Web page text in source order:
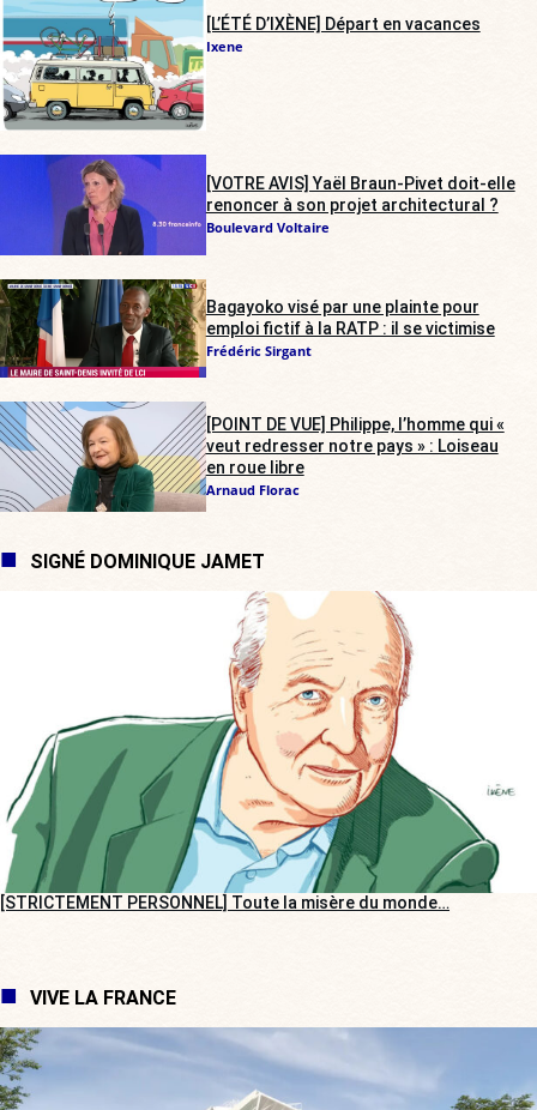
[L’ÉTÉ D’IXÈNE] Départ en vacances
Ixene
[VOTRE AVIS] Yaël Braun-Pivet doit-elle
renoncer à son projet architectural ?
Boulevard Voltaire
Bagayoko visé par une plainte pour
emploi fictif à la RATP : il se victimise
Frédéric Sirgant
[POINT DE VUE] Philippe, l’homme qui «
veut redresser notre pays » : Loiseau
en roue libre
Arnaud Florac
SIGNÉ DOMINIQUE JAMET
[STRICTEMENT PERSONNEL] Toute la misère du monde…
VIVE LA FRANCE